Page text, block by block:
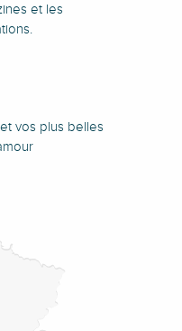
et les
vos plus belles